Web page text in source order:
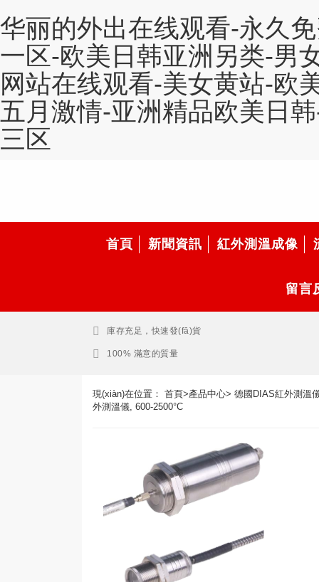
华丽的外出在线观看-永久
一区-欧美日韩亚洲另类-男
网站在线观看-美女黄站-欧
五月激情-亚洲精品欧美日
三区
首頁 新聞資訊 紅外測溫成像
留言
庫存充足，快速發(fā)貨
100% 滿意的質量
現(xiàn)在位置： 首頁>產品中心> 德國DIAS紅外測溫
外測溫儀, 600-2500°C